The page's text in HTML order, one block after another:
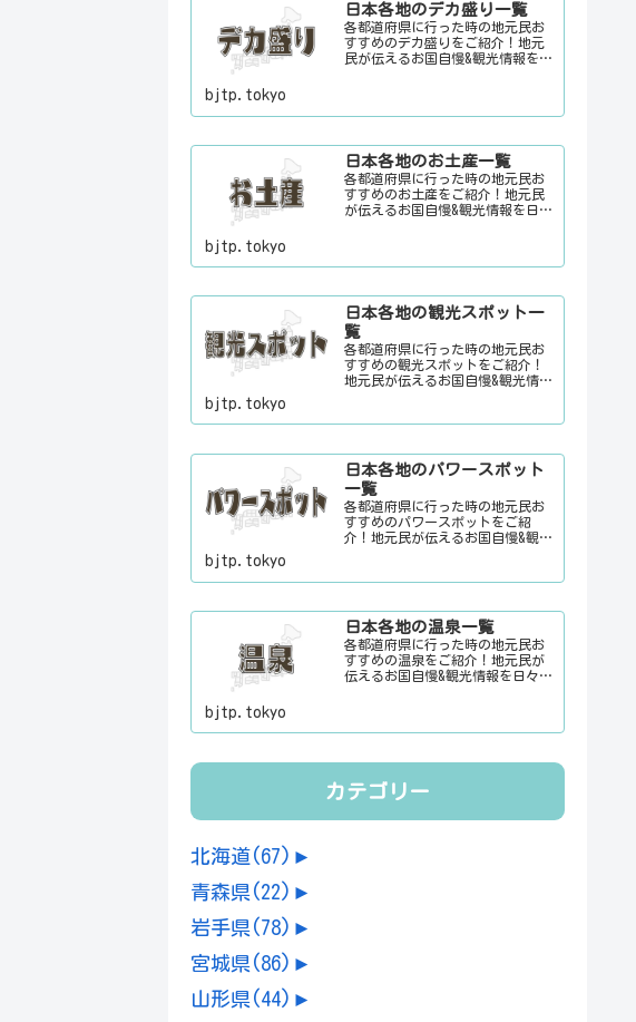
日本各地のデカ盛り一覧
各都道府県に行った時の地元民お
すすめのデカ盛りをご紹介！地元
民が伝えるお国自慢&観光情報を
用下さい。
bjtp.tokyo
日本各地のお土産一覧
各都道府県に行った時の地元民お
すすめのお土産をご紹介！地元民
が伝えるお国自慢&観光情報を日々
さい。
bjtp.tokyo
日本各地の観光スポット一
覧
各都道府県に行った時の地元民お
すすめの観光スポットをご紹介！
地元民が伝えるお国自慢&観光情報
時に、ちょっとした話のネタにご
bjtp.tokyo
日本各地のパワースポット
一覧
各都道府県に行った時の地元民お
すすめのパワースポットをご紹
介！地元民が伝えるお国自慢&観光
する時に、ちょっとした話のネタ
bjtp.tokyo
日本各地の温泉一覧
各都道府県に行った時の地元民お
すすめの温泉をご紹介！地元民が
伝えるお国自慢&観光情報を日々更
bjtp.tokyo
カテゴリー
北海道(67) ►
青森県(22) ►
岩手県(78) ►
宮城県(86) ►
山形県(44) ►